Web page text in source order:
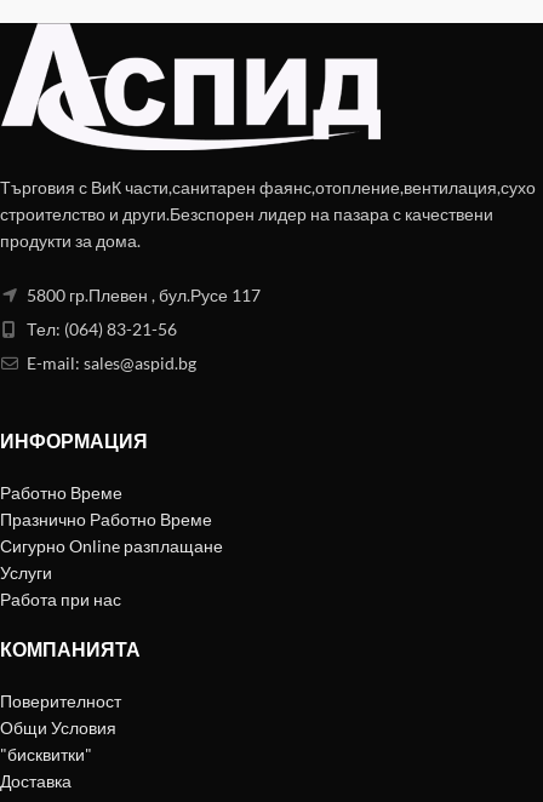
Търговия с ВиК части,санитарен фаянс,отопление,вентилация,сухо
строителство и други.Безспорен лидер на пазара с качествени
продукти за дома.
5800 гр.Плевен , бул.Русе 117
Тел: (064) 83-21-56
E-mail: sales@aspid.bg
ИНФОРМАЦИЯ
Работно Време
Празнично Работно Време
Сигурно Online разплащане
Услуги
Работа при нас
КОМПАНИЯТА
Поверителност
Общи Условия
"бисквитки"
Доставка